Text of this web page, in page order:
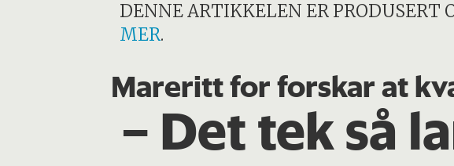
DENNE ARTIKKELEN ER PRODUSERT
MER.
Mareritt for forskar at
– Det tek så